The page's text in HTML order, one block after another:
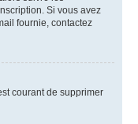
Si vous avez
fournie, contactez
courant de supprimer